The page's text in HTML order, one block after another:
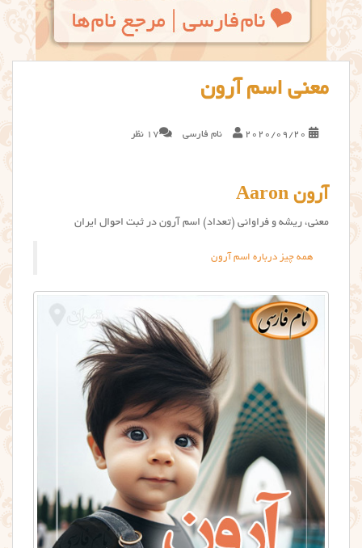
معنی اسم آرون
2020/09/20 نام فارسی 17 نظر
آرون Aaron
معنی، ریشه و فراوانی (تعداد) اسم آرون در ثبت احوال ایران
همه چیز درباره اسم آرون